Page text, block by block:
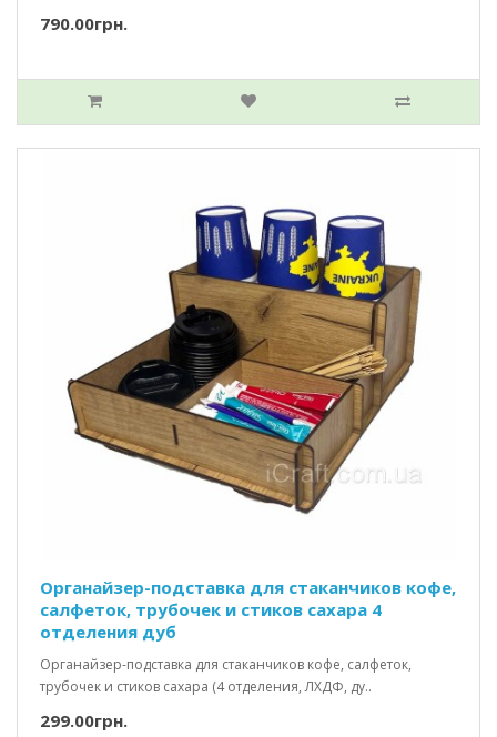
790.00грн.
Органайзер-подставка для стаканчиков кофе,
салфеток, трубочек и стиков сахара 4
отделения дуб
Органайзер-подставка для стаканчиков кофе, салфеток,
трубочек и стиков сахара (4 отделения, ЛХДФ, ду..
299.00грн.